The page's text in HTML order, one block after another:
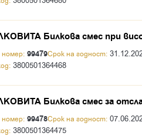
Билкова смес при
99479Срок на годност:
3800501364468
Билкова смес за
99478Срок на годност:
3800501364475